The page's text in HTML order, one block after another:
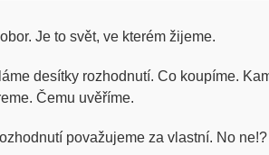
Je to svět, ve kterém žijeme.
desítky rozhodnutí. Co koupíme.
Čemu uvěříme.
považujeme za vlastní. No ne!?